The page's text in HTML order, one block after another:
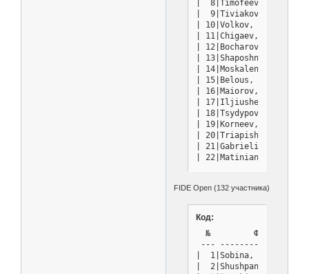
|  8|Timofeev, Artyom
|  9|Tiviakov, Sergei
| 10|Volkov, Sergey
| 11|Chigaev, Maksim
| 12|Bocharov, Dmitry
| 13|Shaposhnikov,
| 14|Moskalenko,
| 15|Belous, Vladimir
| 16|Maiorov, Nikita
| 17|Iljiushenok, Ilia
| 18|Tsydypov,
| 19|Korneev, Oleg
| 20|Triapishko,
| 21|Gabrielian, Artur
| 22|Matinian, Nikita
| 25|Potapov, Pavel
| 27|Pavlov, Sergey
| 28|Khanin, Semen
| 29|Nozdrachev,
| 30|Kabanov, Nikolai
| 31|Kharchenko,
| 32|Afanasiev, Nikita
FIDE Open (132 участника)
Код:
№         ФИО
---
|  1|Sobina, Pavel
|  2|Shushpanov,